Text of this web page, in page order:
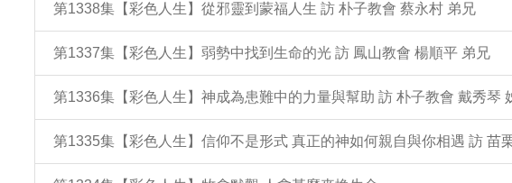
第1338集【彩色人生】從邪靈到蒙福人生 訪 朴子教會 蔡永村 弟兄
第1337集【彩色人生】弱勢中找到生命的光 訪 鳳山教會 楊順平 弟兄
第1336集【彩色人生】神成為患難中的力量與幫助 訪 朴子教會 戴秀琴
第1335集【彩色人生】信仰不是形式 真正的神如何親自與你相遇 訪 苗